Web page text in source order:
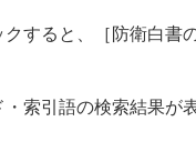
すると、［防衛白書
索引語の検索結果が